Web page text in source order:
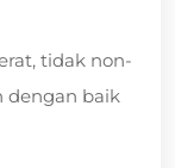
tidak non-
dengan baik